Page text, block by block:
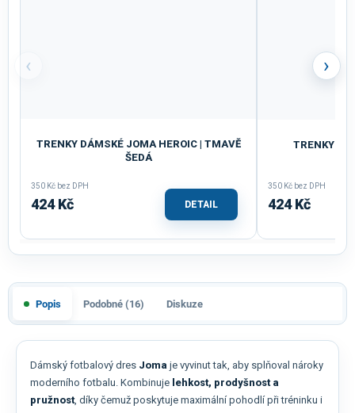
‹
TRENKY DÁMSKÉ JOMA HEROIC | TMAVĚ
ŠEDÁ
350 Kč bez DPH
424 Kč DETAIL
TRENKY
350 Kč bez DPH
424 Kč
›
Popis Podobné (16) Diskuze
Dámský fotbalový dres Joma je vyvinut tak, aby splňoval nároky
moderního fotbalu. Kombinuje lehkost, prodyšnost a
pružnost, díky čemuž poskytuje maximální pohodlí při tréninku i